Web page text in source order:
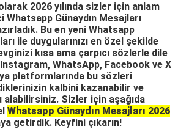
2026 yılında sizler için anlam
Günaydın Mesajları
Bu en yeni Whatsapp
ile duygularınızı en özel şekilde
kısa ama çarpıcı sözlerle dile
WhatsApp, Facebook ve X
platformlarında bu sözleri
kalbini kazanabilir ve
alabilirsiniz. Sizler için aşağıda
Whatsapp Günaydın Mesajları 2026
getirdik. Keyfini çıkarın!